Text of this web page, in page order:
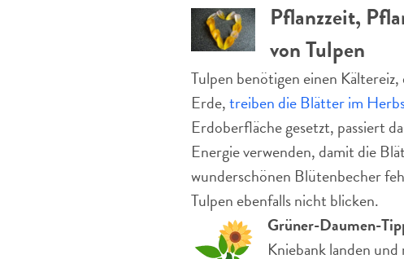
Pflanzzeit,
von Tulpen
Tulpen benötigen einen
Erde,treiben die Blätter im
Erdoberfläche gesetzt, passiert
Energie verwenden, damit die
wunderschönen Blütenbecher
Tulpen ebenfalls nicht blicken.
Grüner-Daumen-
Kniebank landen